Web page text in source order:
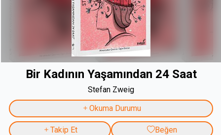
Bir Kadının Yaşamından 24 Saat
Stefan Zweig
Okuma Durumu
Takip Et Beğen